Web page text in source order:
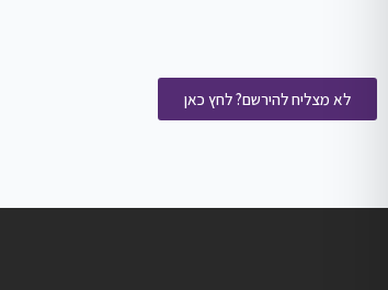
לא מצליח להירשם? לחץ כאן